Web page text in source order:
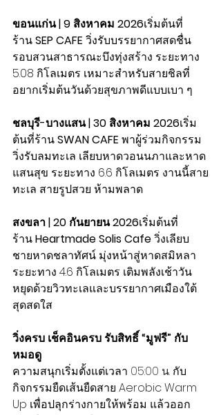
ขอนแก่น | 9 สิงหาคม 2026เริ่มต้นที่
ร้าน SEP CAFE วิ่งรับบรรยากาศสดชื่น
รอบสวนสาธารณะบึงทุ่งสร้าง ระยะทาง
5.08 กิโลเมตร เหมาะสำหรับสายชิลที่
อยากเริ่มต้นวันด้วยสุขภาพดีแบบเบา ๆ
ชลบุรี-บางแสน | 30 สิงหาคม 2026เริ่ม
ต้นที่ร้าน SWAN CAFE พาผู้ร่วมกิจกรรม
วิ่งรับลมทะเล เลียบหาดวอนนภาและหาด
แสนสุข ระยะทาง 6.6 กิโลเมตร งานนี้สาย
ทะเล สายรูปสวย ห้ามพลาด
สงขลา | 20 กันยายน 2026เริ่มต้นที่
ร้าน Heartmade Solis Cafe วิ่งเลียบ
ชายหาดชลาทัศน์ มุ่งหน้าสู่หาดสมิหลา
ระยะทาง 4.6 กิโลเมตร เติมพลังเช้าวัน
หยุดด้วยวิวทะเลและบรรยากาศเมืองใต้
สุดสดใส
วิ่งครบ เช็คอินครบ รับสิทธิ์ “มูฟรี” กับ
หมอดู
ความสนุกเริ่มตั้งแต่เวลา 05:00 น. กับ
กิจกรรมยืดเส้นยืดสาย Aerobic Warm
Up เพื่อปลุกร่างกายให้พร้อม แล้วออก